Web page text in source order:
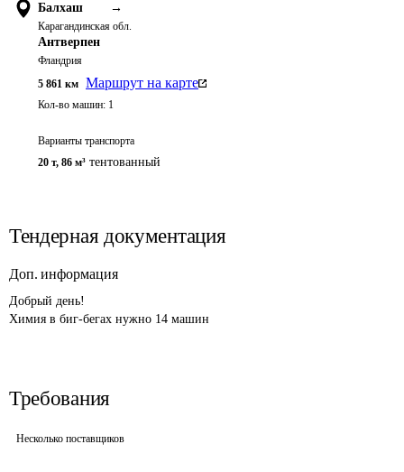
Балхаш →
Карагандинская обл.
Антверпен
Фландрия
5 861 км Маршрут на карте
Кол-во машин: 1
Варианты транспорта
20 т, 86 м³ тентованный
Тендерная документация
Доп. информация
Добрый день!
Химия в биг-бегах нужно 14 машин
Требования
Несколько поставщиков